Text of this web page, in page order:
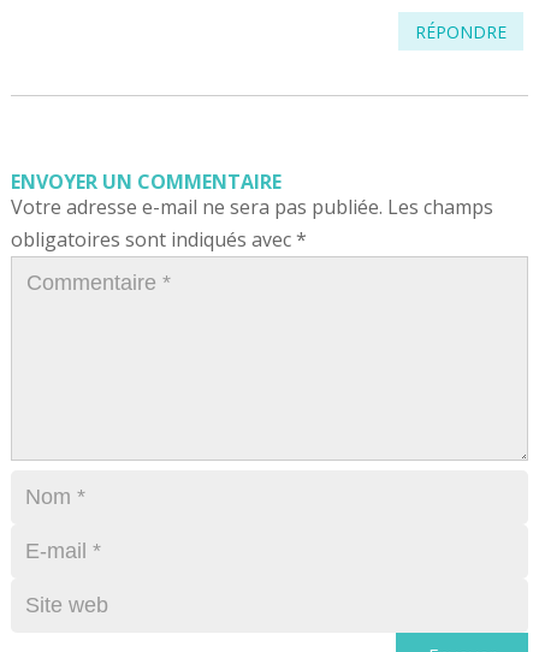
RÉPONDRE
ENVOYER UN COMMENTAIRE
Votre adresse e-mail ne sera pas publiée. Les champs
obligatoires sont indiqués avec*